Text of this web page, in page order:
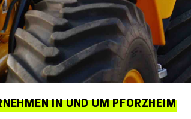
IN UND UM PFORZHEIM